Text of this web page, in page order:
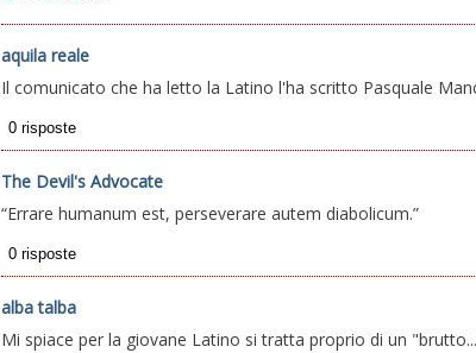
aquila reale
Il comunicato che ha letto la Latino l'ha scritto Pasquale
The Devil's Advocate
“Errare humanum est, perseverare autem diabolicum.”
alba talba
Mi spiace per la giovane Latino si tratta proprio di un